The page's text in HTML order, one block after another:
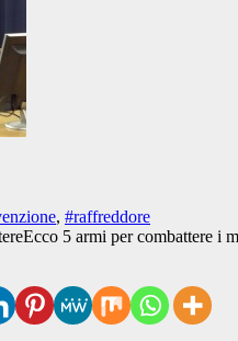
, #raffreddore
Ecco 5 armi per combattere i